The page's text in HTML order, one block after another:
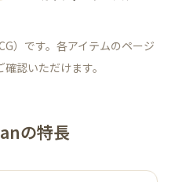
）です。各アイテムのページ
認いただけます。
の特長